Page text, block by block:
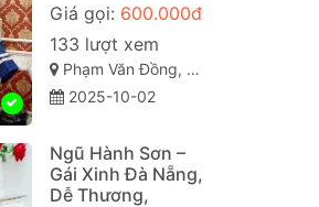
Giá gọi: 600.000đ
133 lượt xem
Phạm Văn Đồng, Vỹ Dạ, Huế, Thừa Thiên Huế
2025-10-02
Ngũ Hành Sơn –
Gái Xinh Đà Nẵng,
Dễ Thương,